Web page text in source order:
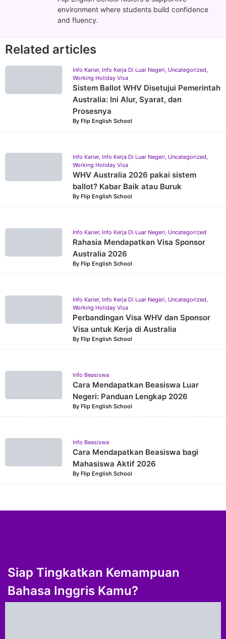
environment where students build confidence
and fluency.
Related articles
Info Karier, Info Kerja Di Luar Negeri, Uncategorized,
Working Holiday Visa
Sistem Ballot WHV Disetujui Pemerintah
Australia: Ini Alur, Syarat, dan
Prosesnya
By Flip English School
Info Karier, Info Kerja Di Luar Negeri, Uncategorized,
Working Holiday Visa
WHV Australia 2026 pakai sistem
ballot? Kabar Baik atau Buruk
By Flip English School
Info Karier, Info Kerja Di Luar Negeri, Uncategorized
Rahasia Mendapatkan Visa Sponsor
Australia 2026
By Flip English School
Info Karier, Info Kerja Di Luar Negeri, Uncategorized,
Working Holiday Visa
Perbandingan Visa WHV dan Sponsor
Visa untuk Kerja di Australia
By Flip English School
Info Beasiswa
Cara Mendapatkan Beasiswa Luar
Negeri: Panduan Lengkap 2026
By Flip English School
Info Beasiswa
Cara Mendapatkan Beasiswa bagi
Mahasiswa Aktif 2026
By Flip English School
Siap Tingkatkan Kemampuan
Bahasa Inggris Kamu?